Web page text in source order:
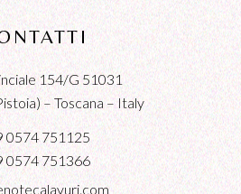
154/G 51031
– Toscana – Italy
0574 751125
0574 751366